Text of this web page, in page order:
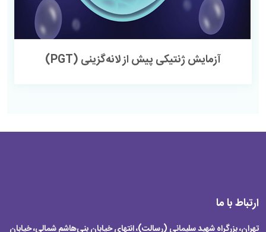
آزمایش ژنتیکی پیش از لانه‌گزینی (PGT)
ارتباط با ما
تهران، بزرگراه شهید سلیمانی (رسالت)، انتهای خیابان بنی‌هاشم شمالی، خیابان